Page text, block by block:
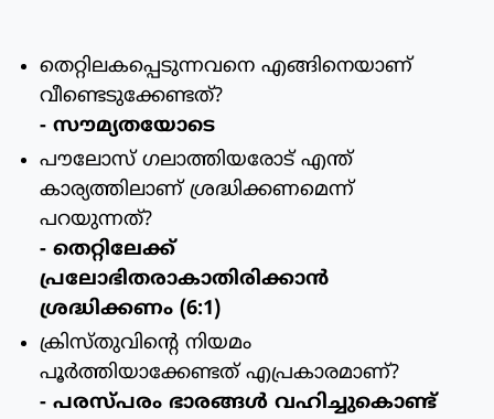
തെറ്റിലകപ്പെടുന്നവനെ എങ്ങിനെയാണ്
വീണ്ടെടുക്കേണ്ടത്?
- സൗമ്യതയോടെ
പൗലോസ് ഗലാത്തിയരോട് എന്ത്
കാര്യത്തിലാണ് ശ്രദ്ധിക്കണമെന്ന്
പറയുന്നത്?
- തെറ്റിലേക്ക്
പ്രലോഭിതരാകാതിരിക്കാന്‍
ശ്രദ്ധിക്കണം (6:1)
ക്രിസ്തുവിന്റെ നിയമം
പൂര്‍ത്തിയാക്കേണ്ടത് എപ്രകാരമാണ്?
- പരസ്പരം ഭാരങ്ങള്‍ വഹിച്ചുകൊണ്ട്